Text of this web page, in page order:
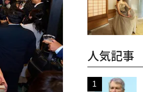
人気記事